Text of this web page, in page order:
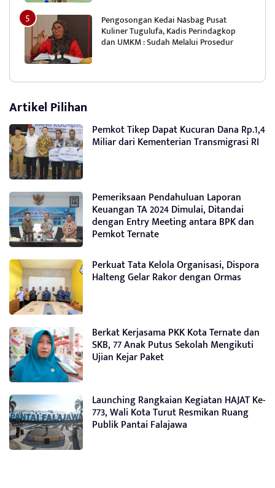
Pengosongan Kedai Nasbag Pusat
Kuliner Tugulufa, Kadis Perindagkop
dan UMKM : Sudah Melalui Prosedur
Artikel Pilihan
Pemkot Tikep Dapat Kucuran Dana Rp.1,4
Miliar dari Kementerian Transmigrasi RI
Pemeriksaan Pendahuluan Laporan
Keuangan TA 2024 Dimulai, Ditandai
dengan Entry Meeting antara BPK dan
Pemkot Ternate
Perkuat Tata Kelola Organisasi, Dispora
Halteng Gelar Rakor dengan Ormas
Berkat Kerjasama PKK Kota Ternate dan
SKB, 77 Anak Putus Sekolah Mengikuti
Ujian Kejar Paket
Launching Rangkaian Kegiatan HAJAT Ke-
773, Wali Kota Turut Resmikan Ruang
Publik Pantai Falajawa